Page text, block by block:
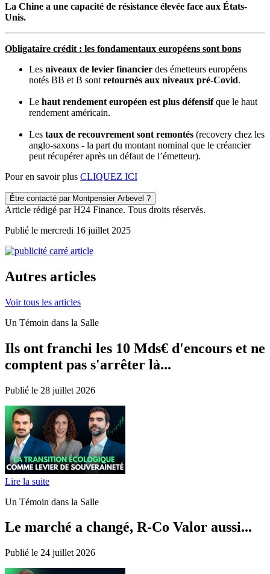
La Chine a une capacité de résistance élevée face aux États-
Unis.
Obligataire crédit : les fondamentaux européens sont bons
Les niveaux de levier financier des émetteurs européens
notés BB et B sont retournés aux niveaux pré-Covid.
Le haut rendement européen est plus défensifque le haut
rendement américain.
Les taux de recouvrement sont remontés (recovery chez les
anglo-saxons - la part du montant nominal que le créancier
peut récupérer après un défaut de l’émetteur).
Pour en savoir plus CLIQUEZ ICI
Être contacté par Montpensier Arbevel ?
Article rédigé par H24 Finance. Tous droits réservés.
Publié le mercredi 16 juillet 2025
Autres articles
Voir tous les articles
Un Témoin dans la Salle
Ils ont franchi les 10 Mds€ d'encours et ne
comptent pas s'arrêter là...
Publié le 28 juillet 2026
Lire la suite
Un Témoin dans la Salle
Le marché a changé, R-Co Valor aussi...
Publié le 24 juillet 2026